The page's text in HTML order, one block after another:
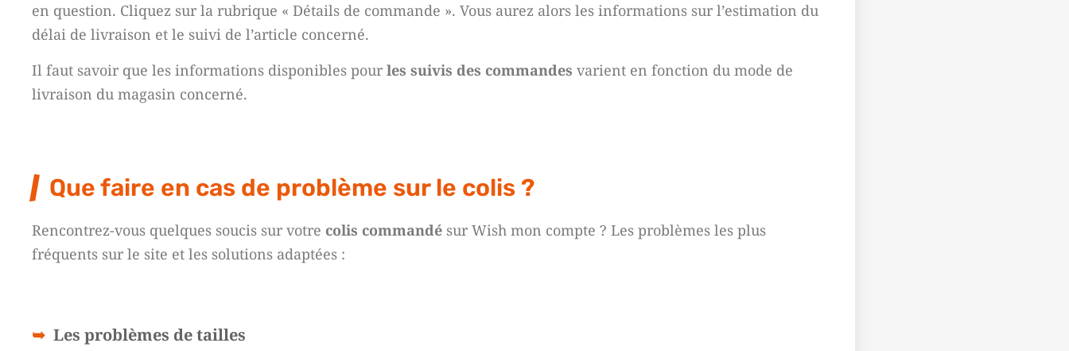
en question. Cliquez sur la rubrique « Détails de commande ». Vous aurez alors les informations sur l’estimation du
délai de livraison et le suivi de l’article concerné.
Il faut savoir que les informations disponibles pour les suivis des commandes varient en fonction du mode de
livraison du magasin concerné.
Que faire en cas de problème sur le colis ?
Rencontrez-vous quelques soucis sur votre colis commandé sur Wish mon compte ? Les problèmes les plus
fréquents sur le site et les solutions adaptées :
Les problèmes de tailles